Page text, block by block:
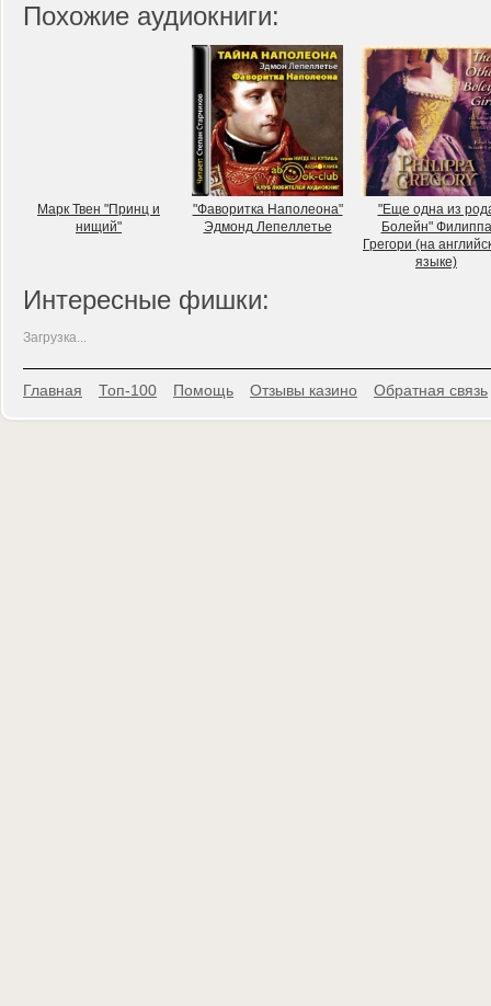
Похожие аудиокниги:
Марк Твен "Принц и
нищий"
"Фаворитка Наполеона"
Эдмонд Лепеллетье
"Еще одна из
Болейн" Филиппа
Грегори (на
языке)
Интересные фишки:
Загрузка...
Главная Топ-100 Помощь Отзывы казино Обратная связь